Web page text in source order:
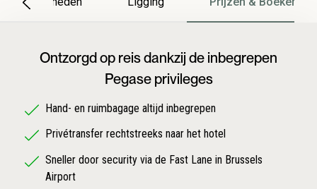
Ontzorgd op reis dankzij de inbegrepen
Pegase privileges
Hand- en ruimbagage altijd inbegrepen
Privétransfer rechtstreeks naar het hotel
Sneller door security via de Fast Lane in Brussels
Airport